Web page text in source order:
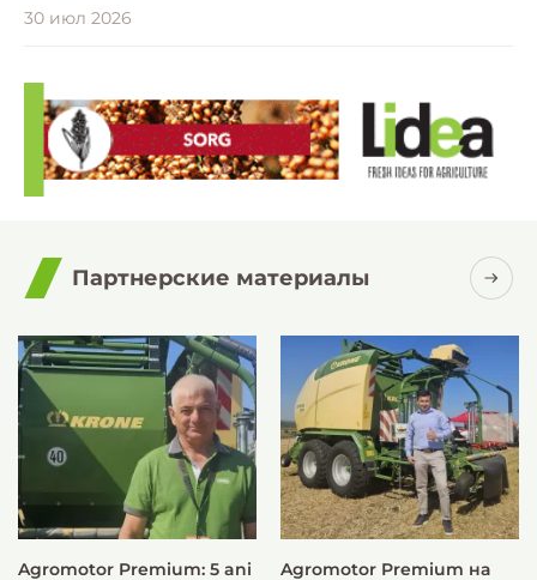
30 июл 2026
Партнерские материалы
Agromotor Premium: 5 ani
Agromotor Premium на